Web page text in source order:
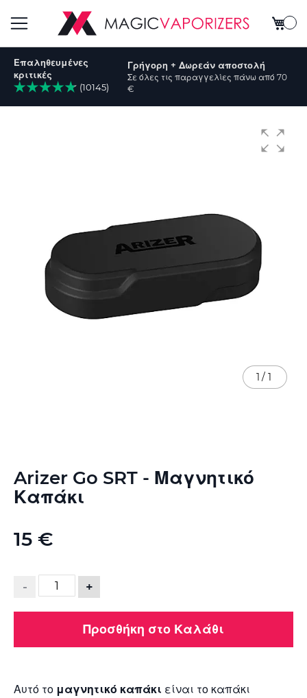
Εναλλαγή
Πλοήγησης
Το
Επαληθευμένες
κριτικές
(10145)
Γρήγορη + Δωρεάν αποστολή
Σε όλες τις παραγγελίες πάνω από 70
€
Arizer Go SRT - Μαγνητικό
Καπάκι
15 €
- +
Προσθήκη στο Καλάθι
Αυτό το μαγνητικό καπάκι είναι το καπάκι
1 / 1
στην
αρχή
της
εικόνων